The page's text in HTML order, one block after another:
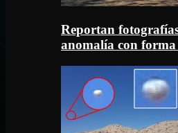
Reportan
anomalía con